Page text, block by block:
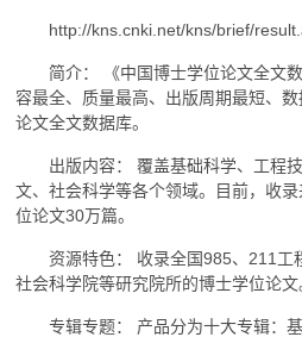
http://kns.cnki.net/kns/brief/
简介： 《中国博士学位论文全文
容最全、质量最高、出版周期最短、
论文全文数据库。
出版内容： 覆盖基础科学、工程
文、社会科学等各个领域。目前，收
位论文30万篇。
资源特色： 收录全国985、211工
社会科学院等研究院所的博士学位论文
专辑专题： 产品分为十大专辑：